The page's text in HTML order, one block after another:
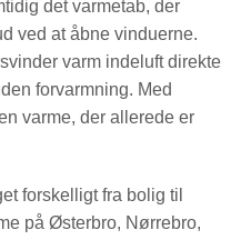
det varmetab, der
ved at åbne vinduerne.
varm indeluft direkte
forvarmning. Med
varme, der allerede er
forskelligt fra bolig til
på Østerbro, Nørrebro,